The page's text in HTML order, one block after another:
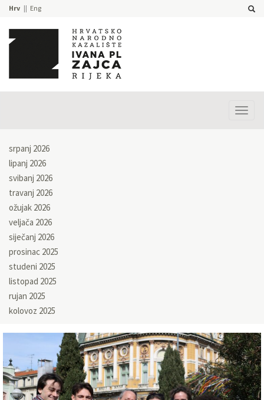
Hrv Eng
srpanj 2026
lipanj 2026
svibanj 2026
travanj 2026
ožujak 2026
veljača 2026
siječanj 2026
prosinac 2025
studeni 2025
listopad 2025
rujan 2025
kolovoz 2025